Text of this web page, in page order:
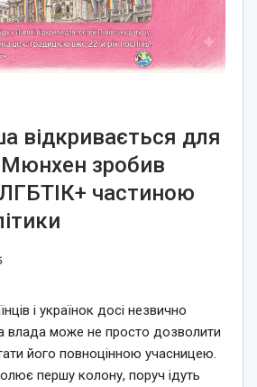
відкривається для
зробив
частиною
і українок досі незвично
влада може не просто дозволити
його повноцінною учасницею.
першу колону, поруч ідуть